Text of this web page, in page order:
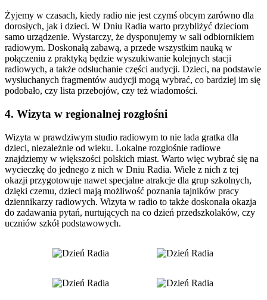
Żyjemy w czasach, kiedy radio nie jest czymś obcym zarówno dla
dorosłych, jak i dzieci. W Dniu Radia warto przybliżyć dzieciom
samo urządzenie. Wystarczy, że dysponujemy w sali odbiornikiem
radiowym. Doskonałą zabawą, a przede wszystkim nauką w
połączeniu z praktyką będzie wyszukiwanie kolejnych stacji
radiowych, a także odsłuchanie części audycji. Dzieci, na podstawie
wysłuchanych fragmentów audycji mogą wybrać, co bardziej im się
podobało, czy lista przebojów, czy też wiadomości.
4. Wizyta w regionalnej rozgłośni
Wizyta w prawdziwym studio radiowym to nie lada gratka dla
dzieci, niezależnie od wieku. Lokalne rozgłośnie radiowe
znajdziemy w większości polskich miast. Warto więc wybrać się na
wycieczkę do jednego z nich w Dniu Radia. Wiele z nich z tej
okazji przygotowuje nawet specjalne atrakcje dla grup szkolnych,
dzięki czemu, dzieci mają możliwość poznania tajników pracy
dziennikarzy radiowych. Wizyta w radio to także doskonała okazja
do zadawania pytań, nurtujących na co dzień przedszkolaków, czy
uczniów szkół podstawowych.